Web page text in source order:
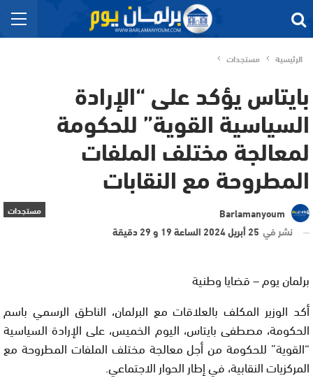
الرئيسية مستجدات
بايتاس يؤكد على “الإرادة
السياسية القوية” للحكومة
لمعالجة مختلف الملفات
المطروحة مع النقابات
مستجدات
Barlamanyoum
نشر في 25 أبريل 2024 الساعة 19 و 29 دقيقة
برلمان يوم – قضايا وطنية
أكد الوزير المكلف بالعلاقات مع البرلمان، الناطق الرسمي باسم
الحكومة، مصطفى بايتاس، اليوم الخميس، على الإرادة السياسية
“القوية” للحكومة من أجل معالجة مختلف الملفات المطروحة مع
المركزيات النقابية، في إطار الحوار الاجتماعي.